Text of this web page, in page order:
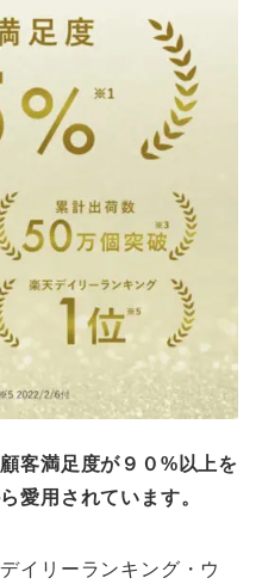
顧客満足度が９０%以上を
愛用 されています。
イリーランキング・ウ